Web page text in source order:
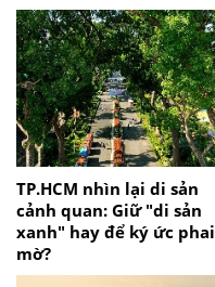
TP.HCM nhìn lại di sản
cảnh quan: Giữ "di sản
xanh" hay để ký ức phai
mờ?